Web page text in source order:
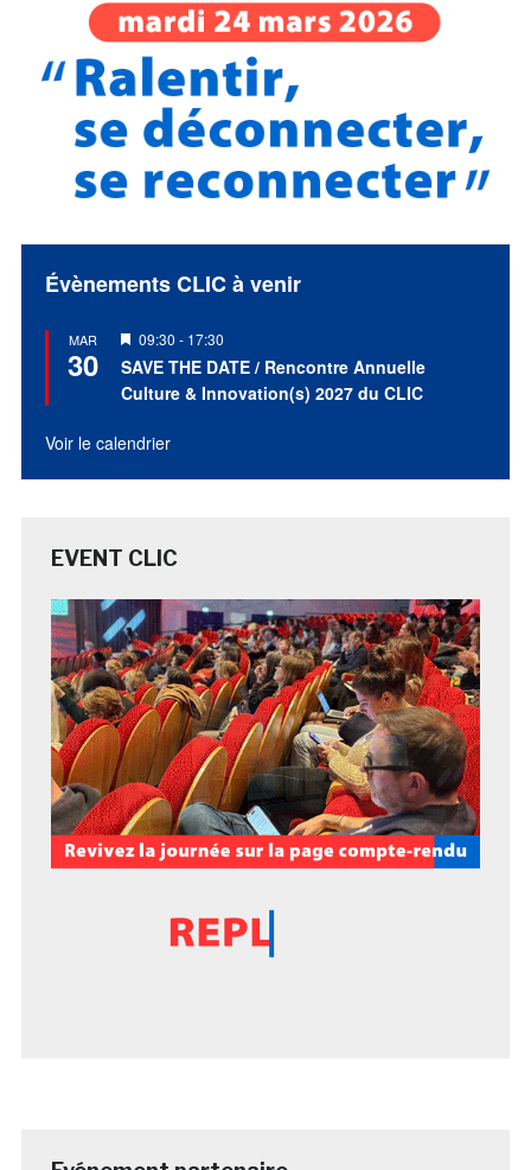
Évènements CLIC à venir
MAR
30
Mis
en
avant
09:30 - 17:30
SAVE THE DATE / Rencontre Annuelle
Culture & Innovation(s) 2027 du CLIC
Voir le calendrier
EVENT CLIC